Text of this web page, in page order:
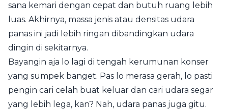
sana kemari dengan cepat dan butuh ruang lebih
luas. Akhirnya, massa jenis atau densitas udara
panas ini jadi lebih ringan dibandingkan udara
dingin di sekitarnya.
Bayangin aja lo lagi di tengah kerumunan konser
yang sumpek banget. Pas lo merasa gerah, lo pasti
pengin cari celah buat keluar dan cari udara segar
yang lebih lega, kan? Nah, udara panas juga gitu.